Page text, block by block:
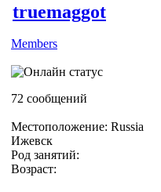
truemaggot
Members
72 сообщений
Местоположение: Russia
Ижевск
Род занятий:
Возраст: